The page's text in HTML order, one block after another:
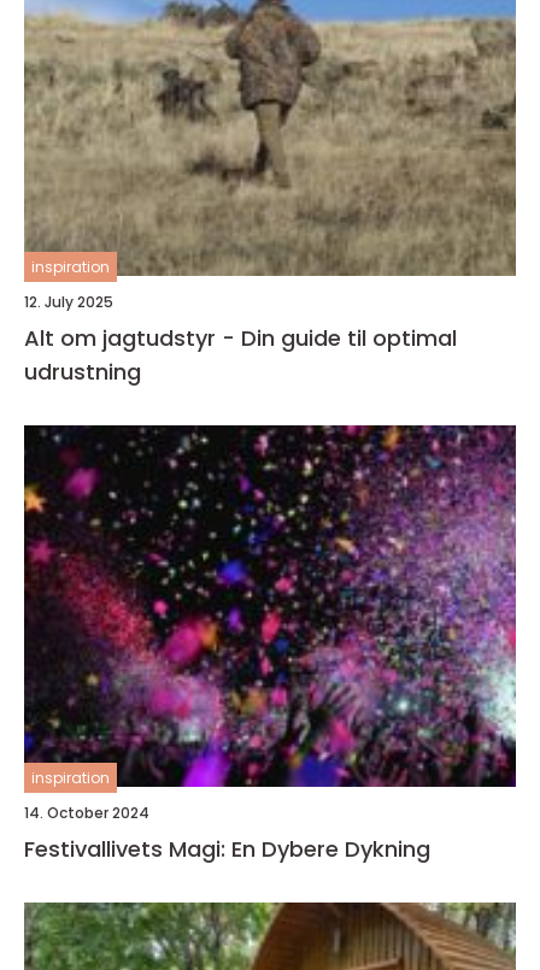
inspiration
12. July 2025
Alt om jagtudstyr - Din guide til optimal
udrustning
inspiration
14. October 2024
Festivallivets Magi: En Dybere Dykning